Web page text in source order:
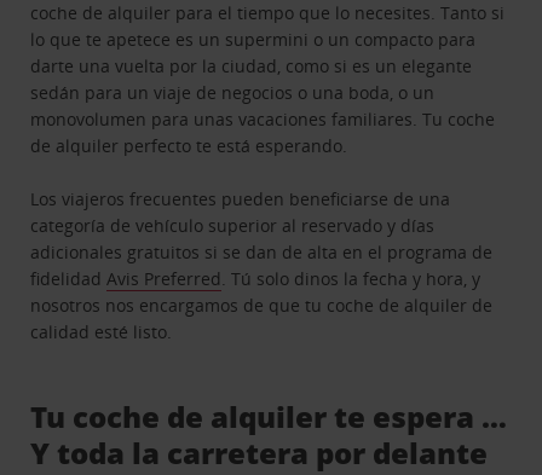
coche de alquiler para el tiempo que lo necesites. Tanto si
lo que te apetece es un supermini o un compacto para
darte una vuelta por la ciudad, como si es un elegante
sedán para un viaje de negocios o una boda, o un
monovolumen para unas vacaciones familiares. Tu coche
de alquiler perfecto te está esperando.
Los viajeros frecuentes pueden beneficiarse de una
categoría de vehículo superior al reservado y días
adicionales gratuitos si se dan de alta en el programa de
fidelidadAvis Preferred. Tú solo dinos la fecha y hora, y
nosotros nos encargamos de que tu coche de alquiler de
calidad esté listo.
Tu coche de alquiler te espera …
Y toda la carretera por delante